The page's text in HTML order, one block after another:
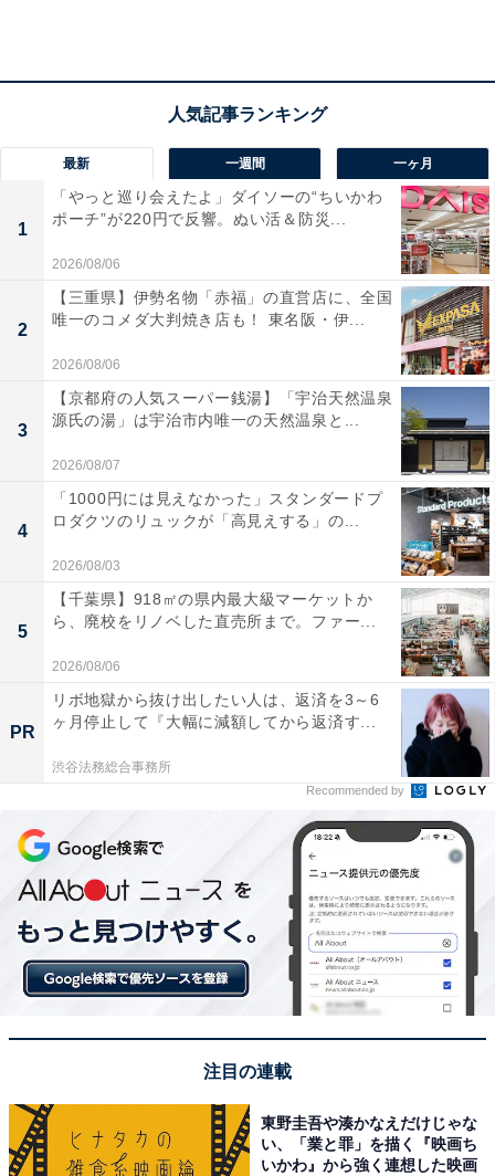
好きなおせち1位は「栗きんとん」
では最も多くの人が「好き」と答えたおせち料理は？ 以
下に示したのは「好きなおせち料理は何ですか？」（複
数回答）のアンケート結果を集計したものです。
＞＞「伊達巻」「なます」は何位？ 全ランキングはこち
ら！
最新 一週間 一ヶ月
1
「やっと巡り会えたよ」ダイソーの“ちいかわ
ポーチ”が220円で反響。ぬい活＆防災...
2026/08/06
2
【三重県】伊勢名物「赤福」の直営店に、全国
唯一のコメダ大判焼き店も！ 東名阪・伊...
2026/08/06
3
【京都府の人気スーパー銭湯】「宇治天然温泉
源氏の湯」は宇治市内唯一の天然温泉と...
2026/08/07
4
「1000円には見えなかった」スタンダードプ
ロダクツのリュックが「高見えする」の...
2026/08/03
5
【千葉県】918㎡の県内最大級マーケットか
ら、廃校をリノベした直売所まで。ファー...
2026/08/06
PR
リボ地獄から抜け出したい人は、返済を3～6
ヶ月停止して『大幅に減額してから返済す...
渋谷法務総合事務所
Recommended by
注目の連載
東野圭吾や湊かなえだけじゃな
い、「業と罪」を描く『映画ち
いかわ』から強く連想した映画